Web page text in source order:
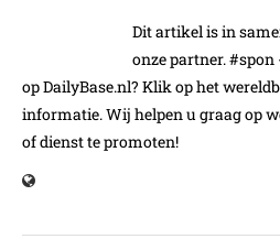
Dit artikel is in
onze partner.
op DailyBase.nl? Klik op het
informatie. Wij helpen u graag op
of dienst te promoten!